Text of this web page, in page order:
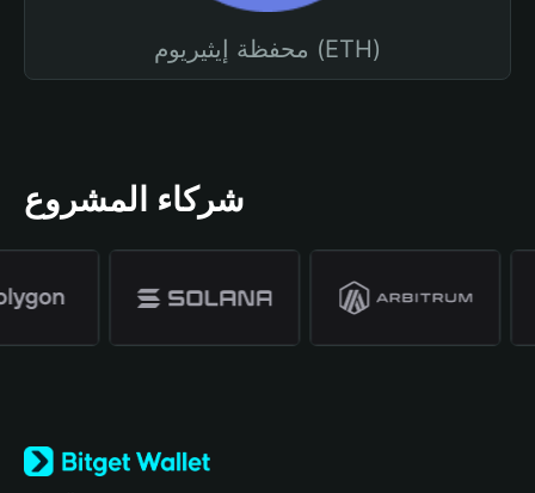
محفظة إيثيريوم (ETH)
شركاء المشروع